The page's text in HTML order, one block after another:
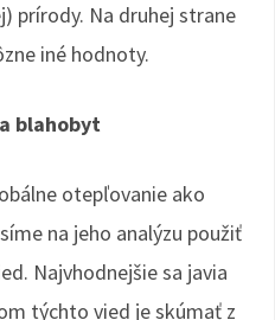
prírody. Na druhej strane
iné hodnoty.
blahobyt
otepľovanie ako
na jeho analýzu použiť
Najvhodnejšie sa javia
týchto vied je skúmať z